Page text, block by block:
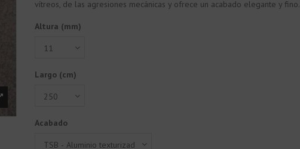
vítreos, de las agresiones mecánicas y ofrece un acabado elegante y fino.
Altura (mm)
Largo (cm)
Acabado